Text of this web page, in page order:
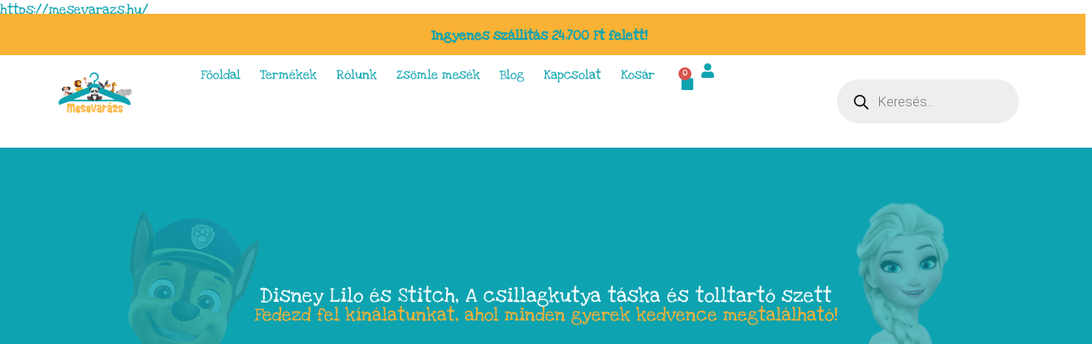
https://mesevarazs.hu/
Ingyenes szállítás 24.700 Ft felett!
Főoldal Termékek Rólunk Zsömle mesék Blog Kapcsolat Kosár 0
Disney Lilo és Stitch, A csillagkutya táska és tolltartó szett
Fedezd fel kínálatunkat, ahol minden gyerek kedvence megtalálható!